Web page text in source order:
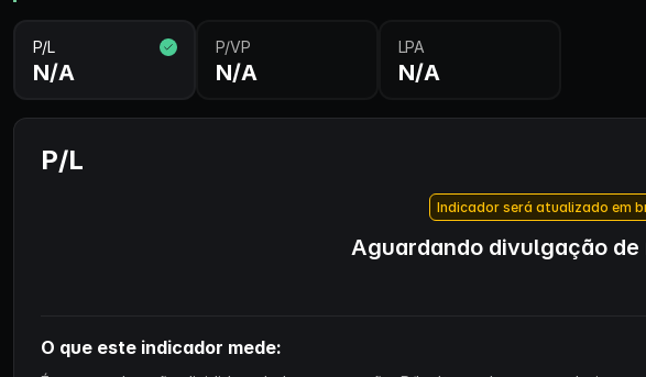
P/L
N/A
P/VP
N/A
LPA
N/A
P/L
Indicador será atualizado em
Aguardando divulgação de
O que este indicador mede: